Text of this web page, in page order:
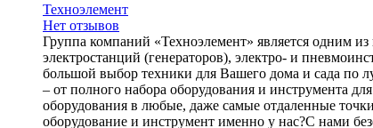
Техноэлемент
Нет отзывов
Группа компаний «Техноэлемент» является одним
электростанций (генераторов), электро- и
большой выбор техники для Вашего дома и сада по
– от полного набора оборудования и инструмента
оборудования в любые, даже самые отдаленные
оборудование и инструмент именно у нас?С нами